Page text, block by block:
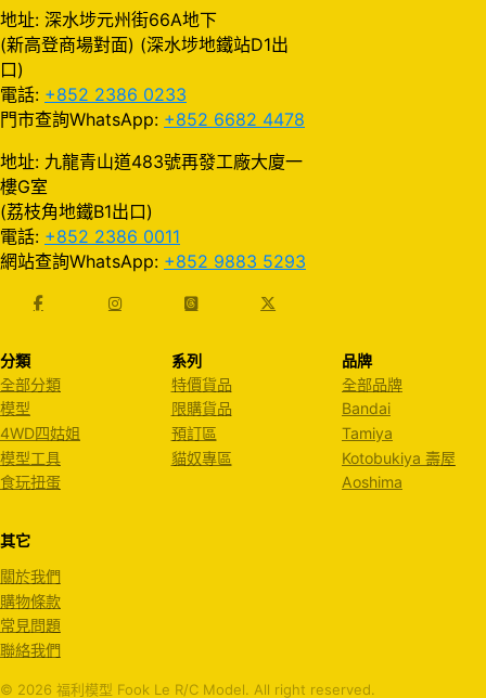
地址: 深水埗元州街66A地下
(新高登商場對面) (深水埗地鐵站D1出
口)
電話: +852 2386 0233
門市查詢WhatsApp: +852 6682 4478
地址: 九龍青山道483號再發工廠大廈一
樓G室
(荔枝角地鐵B1出口)
電話: +852 2386 0011
網站查詢WhatsApp: +852 9883 5293
分類
全部分類
模型
4WD四姑姐
模型工具
食玩扭蛋
系列
特價貨品
限購貨品
預訂區
貓奴專區
品牌
全部品牌
Bandai
Tamiya
Kotobukiya 壽屋
Aoshima
其它
關於我們
購物條款
常見問題
聯絡我們
© 2026 福利模型 Fook Le R/C Model. All right reserved.